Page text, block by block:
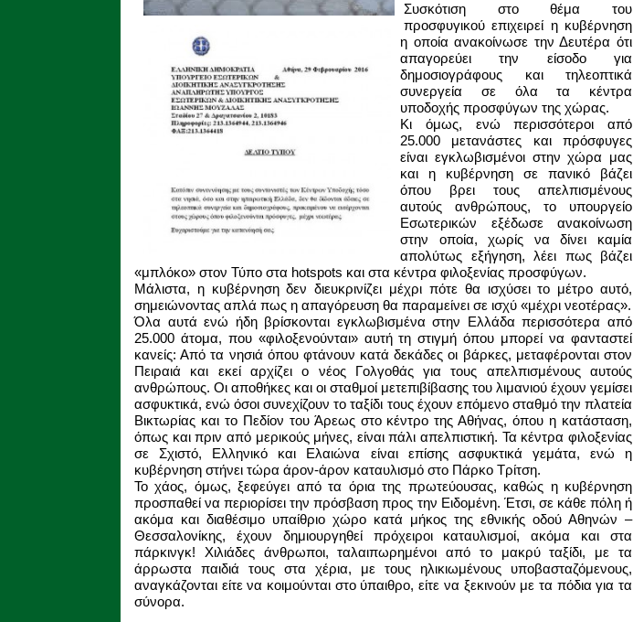
Συσκότιση στο θέμα του
προσφυγικού επιχειρεί η κυβέρνηση
η οποία ανακοίνωσε την Δευτέρα ότι
απαγορεύει την είσοδο για
δημοσιογράφους και τηλεοπτικά
συνεργεία σε όλα τα κέντρα
υποδοχής προσφύγων της χώρας.
Κι όμως, ενώ περισσότεροι από
25.000 μετανάστες και πρόσφυγες
είναι εγκλωβισμένοι στην χώρα μας
και η κυβέρνηση σε πανικό βάζει
όπου βρει τους απελπισμένους
αυτούς ανθρώπους, το υπουργείο
Εσωτερικών εξέδωσε ανακοίνωση
στην οποία, χωρίς να δίνει καμία
απολύτως εξήγηση, λέει πως βάζει
«μπλόκο» στον Τύπο στα hotspots και στα κέντρα φιλοξενίας προσφύγων.
Μάλιστα, η κυβέρνηση δεν διευκρινίζει μέχρι πότε θα ισχύσει το μέτρο αυτό,
σημειώνοντας απλά πως η απαγόρευση θα παραμείνει σε ισχύ «μέχρι νεοτέρας».
Όλα αυτά ενώ ήδη βρίσκονται εγκλωβισμένα στην Ελλάδα περισσότερα από
25.000 άτομα, που «φιλοξενούνται» αυτή τη στιγμή όπου μπορεί να φανταστεί
κανείς: Από τα νησιά όπου φτάνουν κατά δεκάδες οι βάρκες, μεταφέρονται στον
Πειραιά και εκεί αρχίζει ο νέος Γολγοθάς για τους απελπισμένους αυτούς
ανθρώπους. Οι αποθήκες και οι σταθμοί μετεπιβίβασης του λιμανιού έχουν γεμίσει
ασφυκτικά, ενώ όσοι συνεχίζουν το ταξίδι τους έχουν επόμενο σταθμό την πλατεία
Βικτωρίας και το Πεδίον του Άρεως στο κέντρο της Αθήνας, όπου η κατάσταση,
όπως και πριν από μερικούς μήνες, είναι πάλι απελπιστική. Τα κέντρα φιλοξενίας
σε Σχιστό, Ελληνικό και Ελαιώνα είναι επίσης ασφυκτικά γεμάτα, ενώ η
κυβέρνηση στήνει τώρα άρον-άρον καταυλισμό στο Πάρκο Τρίτση.
Το χάος, όμως, ξεφεύγει από τα όρια της πρωτεύουσας, καθώς η κυβέρνηση
προσπαθεί να περιορίσει την πρόσβαση προς την Ειδομένη. Έτσι, σε κάθε πόλη ή
ακόμα και διαθέσιμο υπαίθριο χώρο κατά μήκος της εθνικής οδού Αθηνών –
Θεσσαλονίκης, έχουν δημιουργηθεί πρόχειροι καταυλισμοί, ακόμα και στα
πάρκινγκ! Χιλιάδες άνθρωποι, ταλαιπωρημένοι από το μακρύ ταξίδι, με τα
άρρωστα παιδιά τους στα χέρια, με τους ηλικιωμένους υποβασταζόμενους,
αναγκάζονται είτε να κοιμούνται στο ύπαιθρο, είτε να ξεκινούν με τα πόδια για τα
σύνορα.